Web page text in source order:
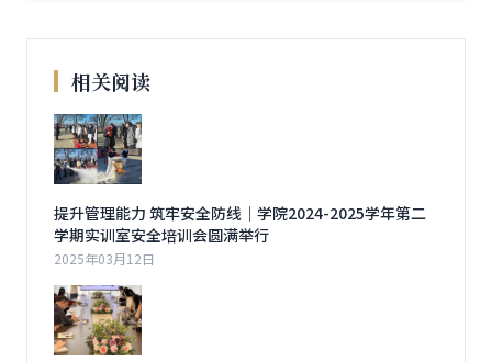
相关阅读
提升管理能力 筑牢安全防线｜学院2024-2025学年第二
学期实训室安全培训会圆满举行
2025年03月12日